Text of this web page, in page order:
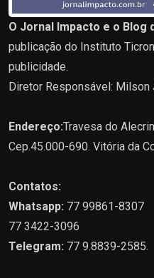
O Jornal Impacto e o Blog
publicação do Instituto
publicidade.
Diretor Responsável:
Endereço:Travesa do
Cep.45.000-690. Vitória da
Contatos:
Whatsapp: 77 99861-8307
77 3422-3096
Telegram: 77 9.8839-2585.